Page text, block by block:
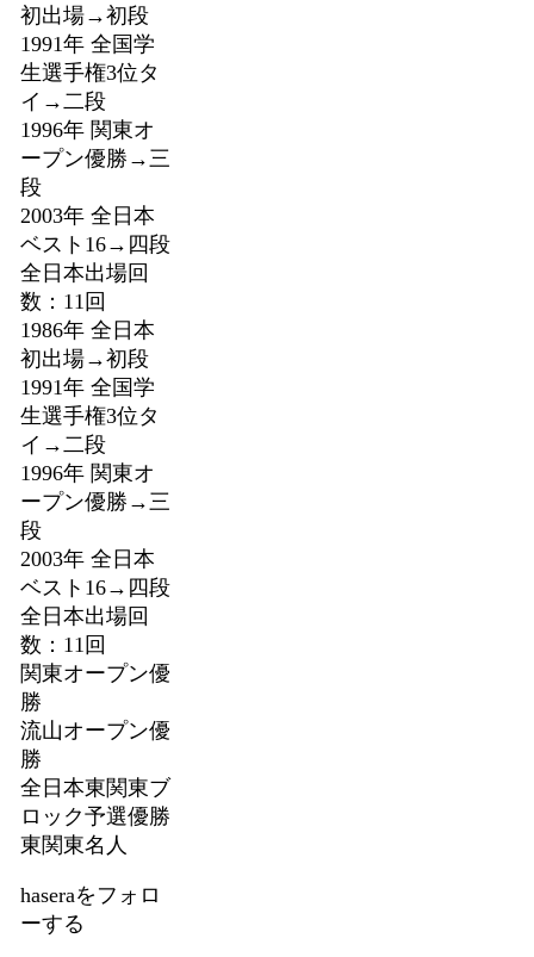
初出場→初段
1991年 全国学
生選手権3位タ
イ→二段
1996年 関東オ
ープン優勝→三
段
2003年 全日本
ベスト16→四段
全日本出場回
数：11回
1986年 全日本
初出場→初段
1991年 全国学
生選手権3位タ
イ→二段
1996年 関東オ
ープン優勝→三
段
2003年 全日本
ベスト16→四段
全日本出場回
数：11回
関東オープン優
勝
流山オープン優
勝
全日本東関東ブ
ロック予選優勝
東関東名人
haseraをフォロ
ーする